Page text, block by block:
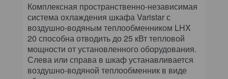
Комплексная пространственно-независимая
система охлаждения шкафа Varistar с
воздушно-водяным теплообменником LHX
20 способна отводить до 25 кВт тепловой
мощности от установленного оборудования.
Слева или справа в шкаф устанавливается
воздушно-водяной теплообменник в виде